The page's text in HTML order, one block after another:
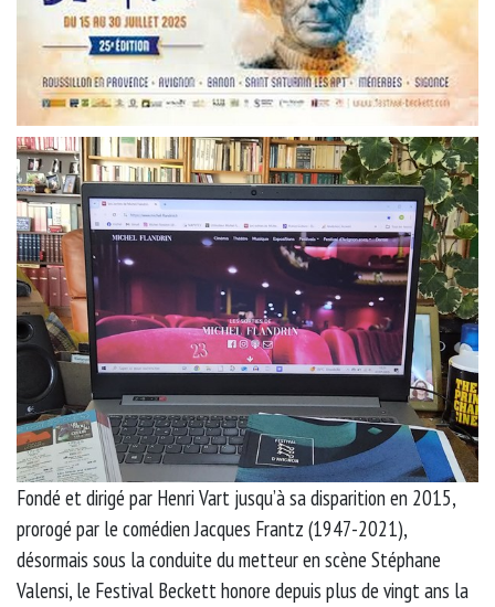
Fondé et dirigé par Henri Vart jusqu’à sa disparition en 2015,
prorogé par le comédien Jacques Frantz (1947-2021),
désormais sous la conduite du metteur en scène Stéphane
Valensi, le Festival Beckett honore depuis plus de vingt ans la